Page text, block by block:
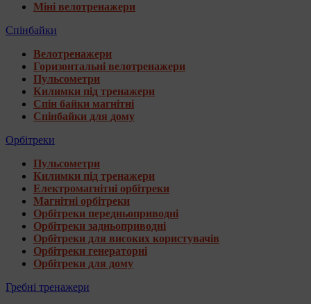
Міні велотренажери
Спінбайки
Велотренажери
Горизонтальні велотренажери
Пульсометри
Килимки під тренажери
Спін байки магнітні
Спінбайки для дому
Орбітреки
Пульсометри
Килимки під тренажери
Електромагнітні орбітреки
Магнітні орбітреки
Орбітреки передньоприводні
Орбітреки задньоприводні
Орбітреки для високих користувачів
Орбітреки генераторні
Орбітреки для дому
Гребні тренажери